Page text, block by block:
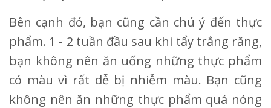
Bên cạnh đó, bạn cũng cần chú ý đến thực
phẩm. 1 - 2 tuần đầu sau khi tẩy trắng răng,
bạn không nên ăn uống những thực phẩm
có màu vì rất dễ bị nhiễm màu. Bạn cũng
không nên ăn những thực phẩm quá nóng